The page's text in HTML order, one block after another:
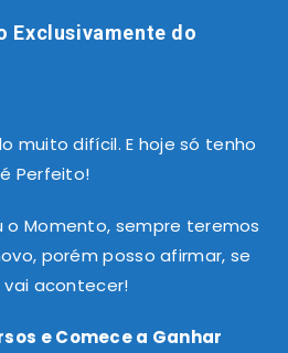
Exclusivamente do
muito difícil. E hoje só tenho
Perfeito!
o Momento, sempre teremos
porém posso afirmar, se
acontecer!
e Comece a Ganhar